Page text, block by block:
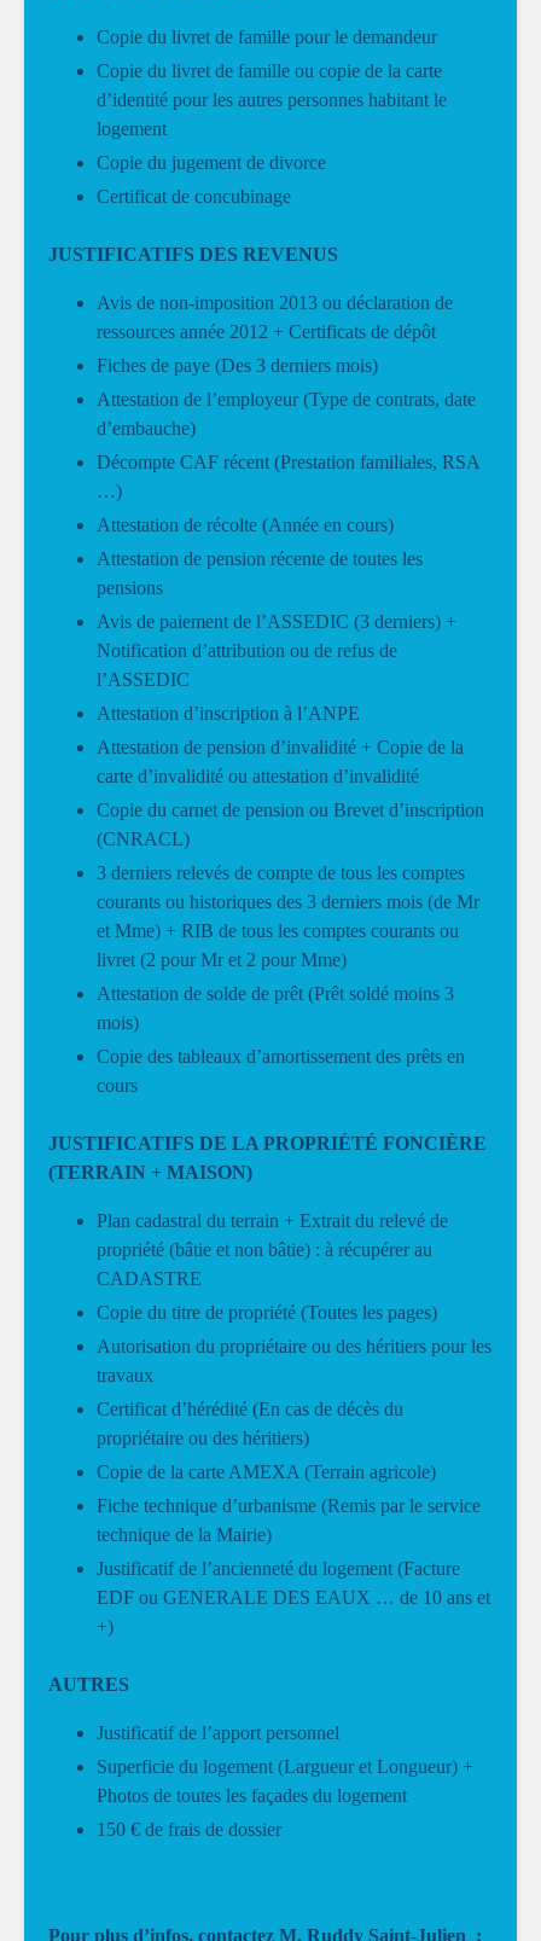
Copie du livret de famille pour le demandeur
Copie du livret de famille ou copie de la carte
d’identité pour les autres personnes habitant le
logement
Copie du jugement de divorce
Certificat de concubinage
JUSTIFICATIFS DES REVENUS
Avis de non-imposition 2013 ou déclaration de
ressources année 2012 + Certificats de dépôt
Fiches de paye (Des 3 derniers mois)
Attestation de l’employeur (Type de contrats, date
d’embauche)
Décompte CAF récent (Prestation familiales, RSA
…)
Attestation de récolte (Année en cours)
Attestation de pension récente de toutes les
pensions
Avis de paiement de l’ASSEDIC (3 derniers) +
Notification d’attribution ou de refus de
l’ASSEDIC
Attestation d’inscription à l’ANPE
Attestation de pension d’invalidité + Copie de la
carte d’invalidité ou attestation d’invalidité
Copie du carnet de pension ou Brevet d’inscription
(CNRACL)
3 derniers relevés de compte de tous les comptes
courants ou historiques des 3 derniers mois (de Mr
et Mme) + RIB de tous les comptes courants ou
livret (2 pour Mr et 2 pour Mme)
Attestation de solde de prêt (Prêt soldé moins 3
mois)
Copie des tableaux d’amortissement des prêts en
cours
JUSTIFICATIFS DE LA PROPRIÉTÉ FONCIÈRE
(TERRAIN + MAISON)
Plan cadastral du terrain + Extrait du relevé de
propriété (bâtie et non bâtie) : à récupérer au
CADASTRE
Copie du titre de propriété (Toutes les pages)
Autorisation du propriétaire ou des héritiers pour les
travaux
Certificat d’hérédité (En cas de décès du
propriétaire ou des héritiers)
Copie de la carte AMEXA (Terrain agricole)
Fiche technique d’urbanisme (Remis par le service
technique de la Mairie)
Justificatif de l’ancienneté du logement (Facture
EDF ou GENERALE DES EAUX … de 10 ans et
+)
AUTRES
Justificatif de l’apport personnel
Superficie du logement (Largueur et Longueur) +
Photos de toutes les façades du logement
150 € de frais de dossier
Pour plus d’infos, contactez M. Ruddy Saint-Julien :